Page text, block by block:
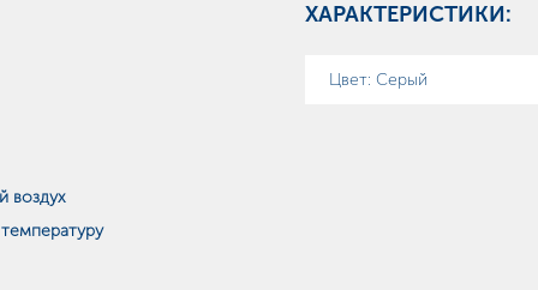
воздух
ХАРАКТЕРИСТИКИ:
Цвет: Серый